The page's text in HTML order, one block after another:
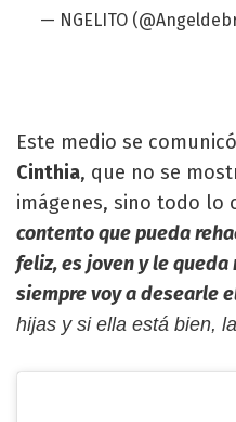
— ️NGELITO
Este medio se
Cinthia, que no se
imágenes, sino todo lo
contento que pueda
feliz, es joven y le
siempre voy a desearle
hijas y si ella está bien,